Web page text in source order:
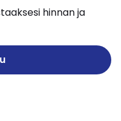
hinnan ja